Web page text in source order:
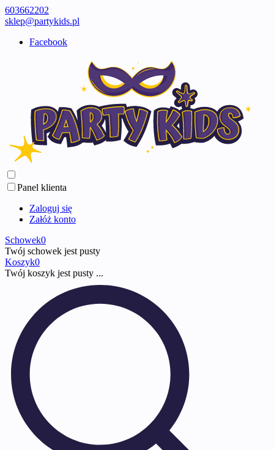
603662202
sklep@partykids.pl
Facebook
Panel klienta
Zaloguj się
Załóż konto
Schowek0
Twój schowek jest pusty
Koszyk0
Twój koszyk jest pusty ...